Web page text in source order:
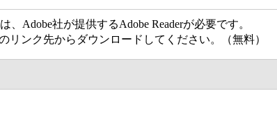
Adobe社が提供するAdobe Readerが必要です。
リンク先からダウンロードしてください。（無料）